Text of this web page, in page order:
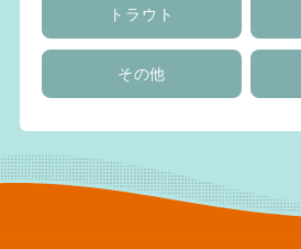
トラウト
その他